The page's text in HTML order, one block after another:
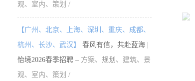
观、室内、策划 /
【广州、北京、上海、深圳、重庆、成都、
杭州、长沙、武汉】
春风有信，共赴蓝海 |
怡境2026春季招聘 – 方案、规划、建筑、景
观、室内、策划 /